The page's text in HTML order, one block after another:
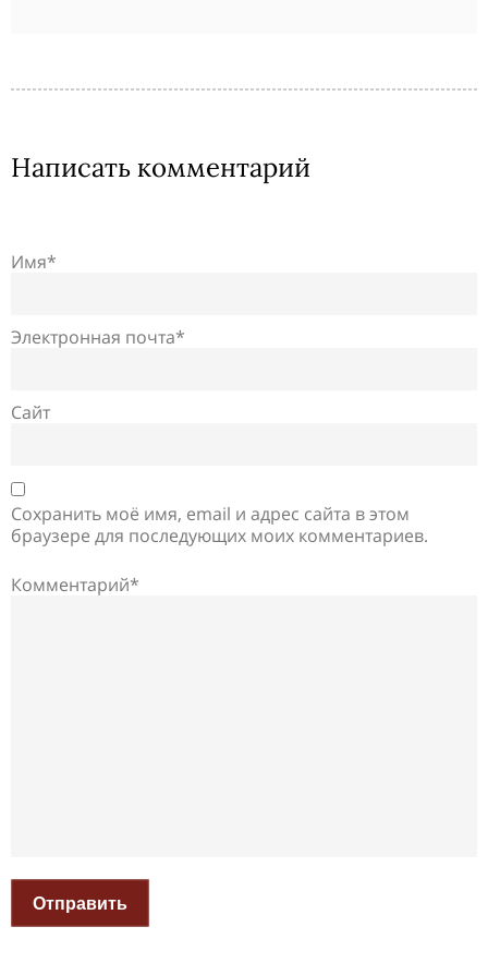
Написать комментарий
Имя*
Электронная почта*
Сайт
Сохранить моё имя, email и адрес сайта в этом
браузере для последующих моих комментариев.
Комментарий*
Отправить